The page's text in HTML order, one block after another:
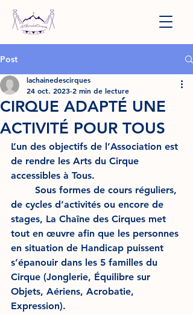
Post
CIRQUE ADAPTÉ UNE
ACTIVITÉ POUR TOUS
lachainedescirques
24 oct. 2023 2 min de lecture
L’un des objectifs de l’Association est
de rendre les Arts du Cirque
accessibles à Tous.
de cycles d’activités ou encore de
stages, La Chaîne des Cirques met
tout en œuvre afin que les personnes
en situation de Handicap puissent
s’épanouir dans les 5 familles du
Cirque (Jonglerie, Équilibre sur
Objets, Aériens, Acrobatie,
Expression).